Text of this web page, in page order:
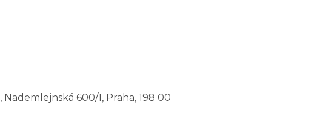
, Nademlejnská 600/1, Praha, 198 00